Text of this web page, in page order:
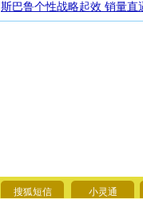
斯巴鲁个性战略起效 销量直
搜狐短信 小灵通